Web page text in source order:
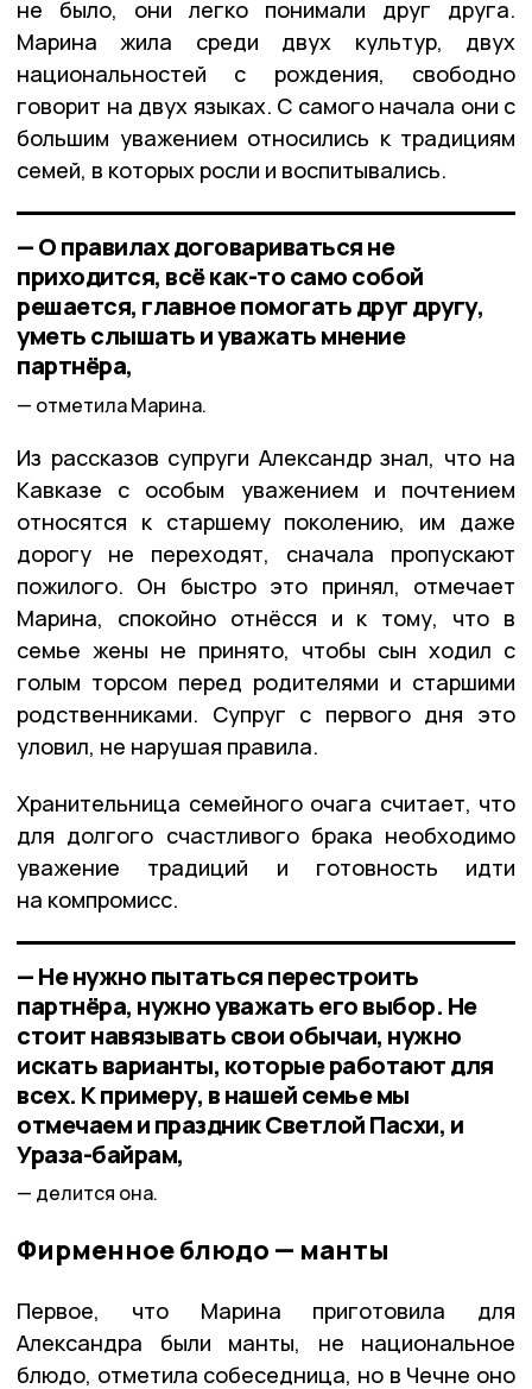
не было, они легко понимали друг друга.
Марина жила среди двух культур, двух
национальностей с рождения, свободно
говорит на двух языках. С самого начала они с
большим уважением относились к традициям
семей, в которых росли и воспитывались.
— О правилах договариваться не
приходится, всё как-то само собой
решается, главное помогать друг другу,
уметь слышать и уважать мнение
партнёра,
отметила Марина.
Из рассказов супруги Александр знал, что на
Кавказе с особым уважением и почтением
относятся к старшему поколению, им даже
дорогу не переходят, сначала пропускают
пожилого. Он быстро это принял, отмечает
Марина, спокойно отнёсся и к тому, что в
семье жены не принято, чтобы сын ходил с
голым торсом перед родителями и старшими
родственниками. Супруг с первого дня это
уловил, не нарушая правила.
Хранительница семейного очага считает, что
для долгого счастливого брака необходимо
уважение традиций и готовность идти
на компромисс.
— Не нужно пытаться перестроить
партнёра, нужно уважать его выбор. Не
стоит навязывать свои обычаи, нужно
искать варианты, которые работают для
всех. К примеру, в нашей семье мы
отмечаем и праздник Светлой Пасхи, и
Ураза-байрам,
делится она.
Фирменное блюдо — манты
Первое, что Марина приготовила для
Александра были манты, не национальное
блюдо, отметила собеседница, но в Чечне оно